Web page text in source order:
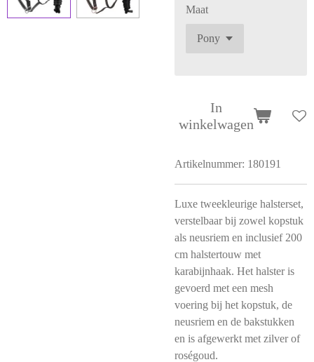
Maat
In
winkelwagen
Artikelnummer: 180191
Luxe tweekleurige halsterset,
verstelbaar bij zowel kopstuk
als neusriem en inclusief 200
cm halstertouw met
karabijnhaak. Het halster is
gevoerd met een mesh
voering bij het kopstuk, de
neusriem en de bakstukken
en is afgewerkt met zilver of
roségoud.